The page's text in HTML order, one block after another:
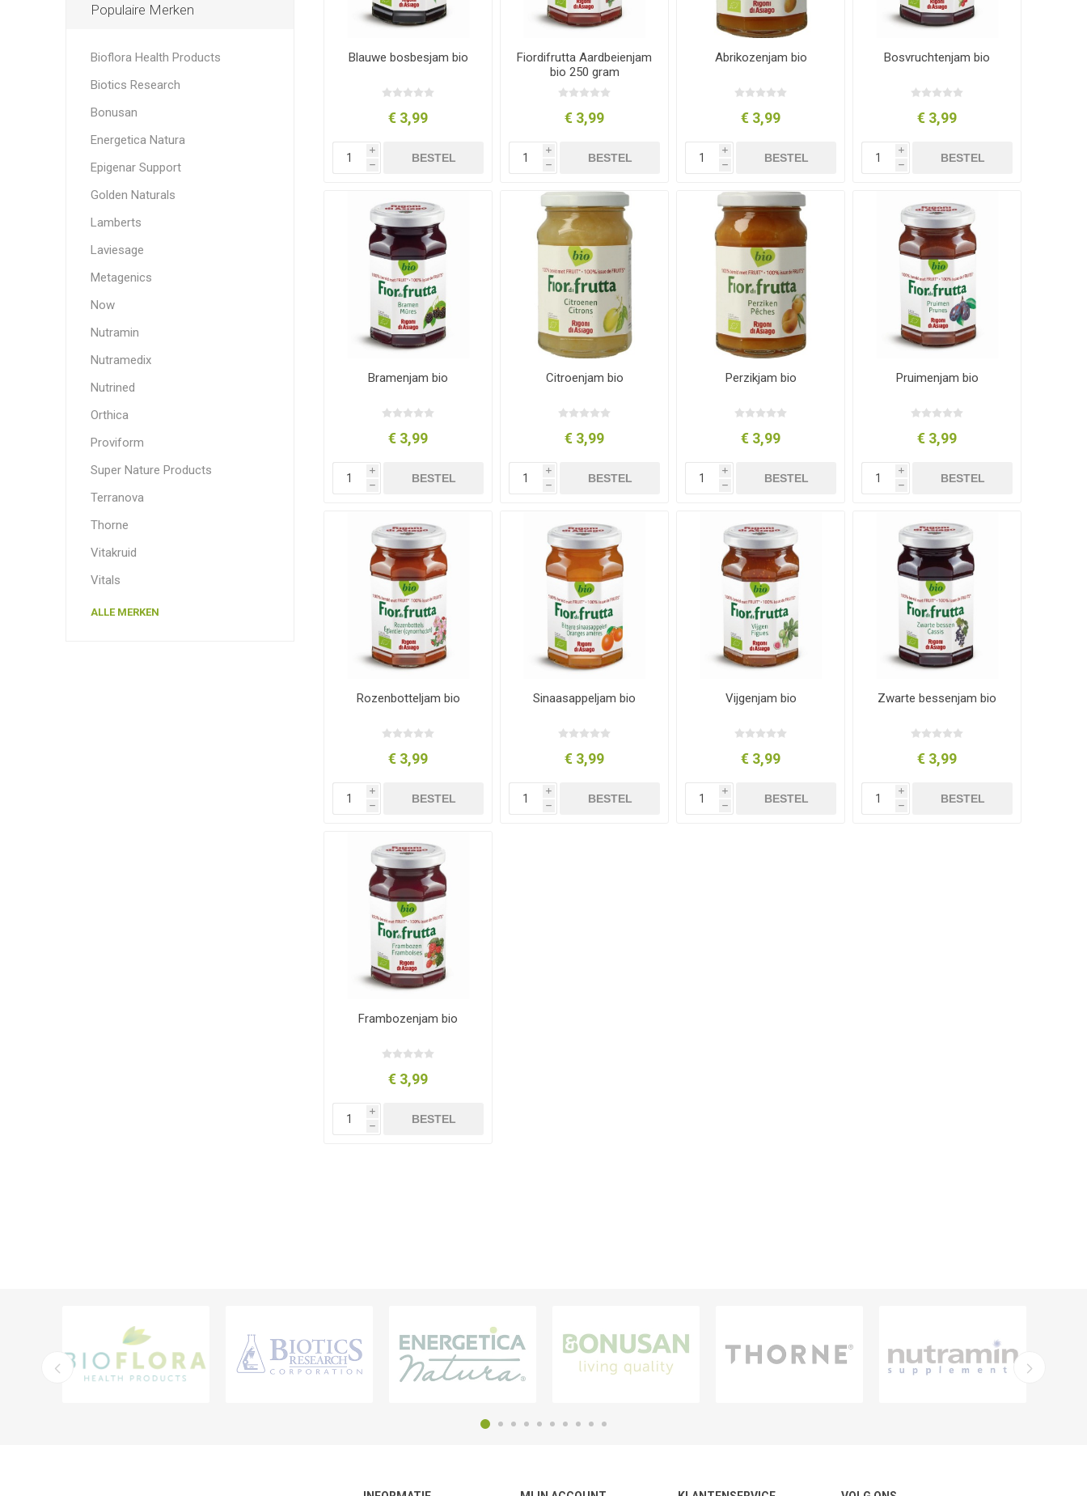
Blauwe bosbesjam bio
€ 3,99
i
h
BESTEL
Fiordifrutta Aardbeienjam
bio 250 gram
€ 3,99
i
h
BESTEL
Abrikozenjam bio
€ 3,99
i
h
BESTEL
Bosvruchtenjam bio
€ 3,99
i
h
BESTEL
Bramenjam bio
€ 3,99
i
h
BESTEL
Citroenjam bio
€ 3,99
i
h
BESTEL
Perzikjam bio
€ 3,99
i
h
BESTEL
Pruimenjam bio
€ 3,99
i
h
BESTEL
Rozenbotteljam bio
€ 3,99
i
h
BESTEL
Sinaasappeljam bio
€ 3,99
i
h
BESTEL
Vijgenjam bio
€ 3,99
i
h
BESTEL
Zwarte bessenjam bio
€ 3,99
i
h
BESTEL
Frambozenjam bio
€ 3,99
i
h
BESTEL
Populaire Merken
Bioflora Health Products
Biotics Research
Bonusan
Energetica Natura
Epigenar Support
Golden Naturals
Lamberts
Laviesage
Metagenics
Now
Nutramin
Nutramedix
Nutrined
Orthica
Proviform
Super Nature Products
Terranova
Thorne
Vitakruid
Vitals
ALLE MERKEN